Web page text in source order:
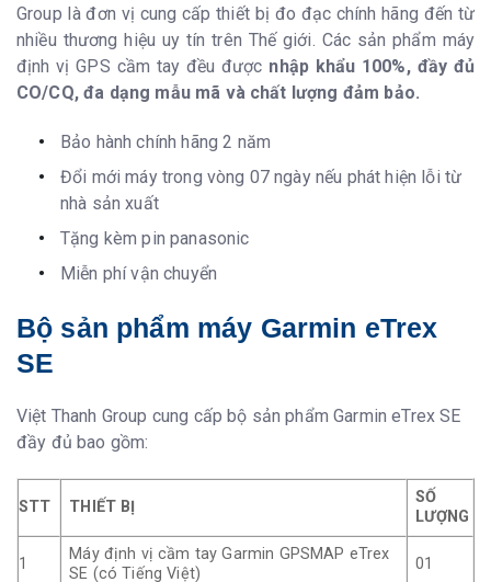
Group là đơn vị cung cấp thiết bị đo đạc chính hãng đến từ
nhiều thương hiệu uy tín trên Thế giới. Các sản phẩm máy
định vị GPS cầm tay đều được nhập khẩu 100%, đầy đủ
CO/CQ, đa dạng mẫu mã và chất lượng đảm bảo.
Bảo hành chính hãng 2 năm
Đổi mới máy trong vòng 07 ngày nếu phát hiện lỗi từ
nhà sản xuất
Tặng kèm pin panasonic
Miễn phí vận chuyển
Bộ sản phẩm máy Garmin eTrex
SE
Việt Thanh Group cung cấp bộ sản phẩm Garmin eTrex SE
đầy đủ bao gồm:
STT THIẾT BỊ
SỐ
LƯỢNG
1
Máy định vị cầm tay Garmin GPSMAP eTrex
SE (có Tiếng Việt)
01